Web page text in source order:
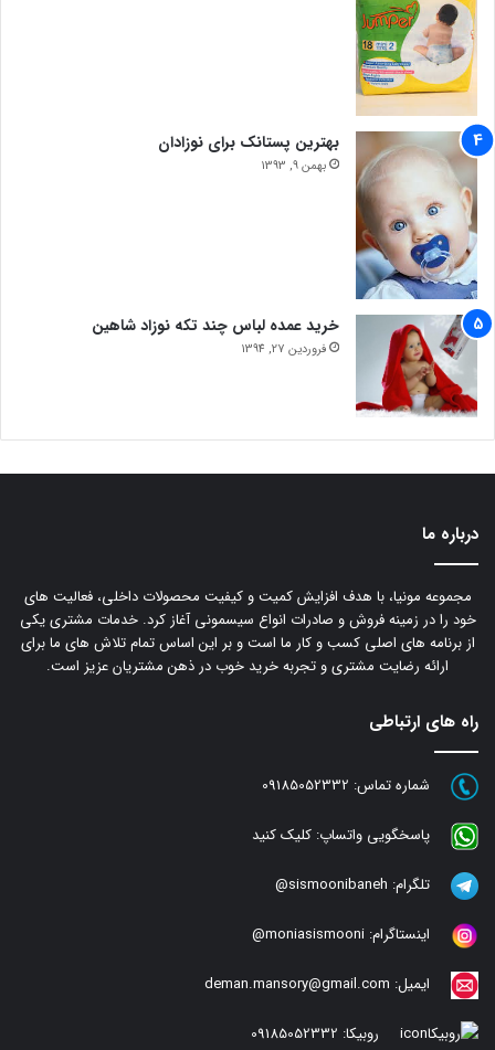
بهترین پستانک برای نوزادان
بهمن 9, 1393
خرید عمده لباس چند تکه نوزاد شاهین
فروردین 27, 1394
درباره ما
مجموعه مونیا، با هدف افزایش کمیت و کیفیت محصولات داخلی، فعالیت های
خود را در زمینه فروش و صادرات انواع سیسمونی آغاز کرد. خدمات مشتری یکی
از برنامه های اصلی کسب و کار ما است و بر این اساس تمام تلاش های ما برای
ارائه رضایت مشتری و تجربه خرید خوب در ذهن مشتریان عزیز است.
راه های ارتباطی
شماره تماس: 09185052332
پاسخگویی واتساپ: کلیک کنید
تلگرام: sismoonibaneh@
اینستاگرام: moniasismooni@
ایمیل: deman.mansory@gmail.com
روبیکا: 09185052332